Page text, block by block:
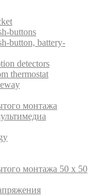
buttons
button, battery-
detectors
thermostat
монтажа
монтажа 50 x 50